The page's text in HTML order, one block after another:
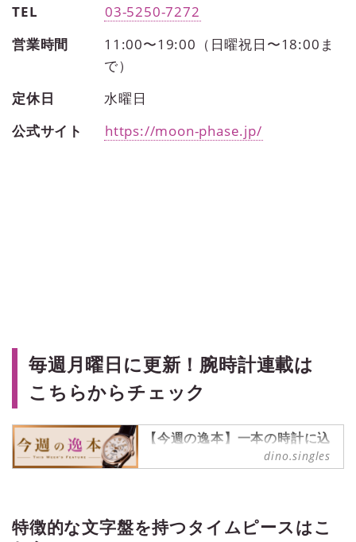
TEL
03-5250-7272
営業時間
11:00〜19:00（日曜祝日〜18:00ま
で）
定休日
水曜日
公式サイト
https://moon-phase.jp/
毎週月曜日に更新！腕時計連載は
こちらからチェック
【今週の逸本】一本の時計に込
められた魅力を、丁寧に読み解
く連載
を深掘り。デザインや構造、ディテ
ールの魅力に加え、スタッフのリア
dino.singles
特徴的な文字盤を持つタイムピースはこ